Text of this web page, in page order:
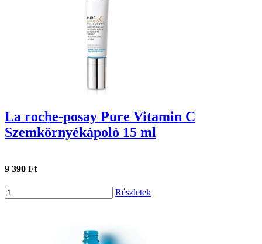
La roche-posay Pure Vitamin C
Szemkörnyékápoló 15 ml
9 390 Ft
Részletek